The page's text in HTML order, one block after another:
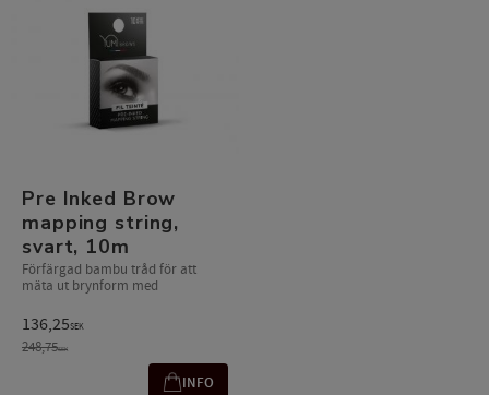
Pre Inked Brow
mapping string,
svart, 10m
Förfärgad bambu tråd för att
mäta ut brynform med
136,25SEK
248,75SEK
INFO